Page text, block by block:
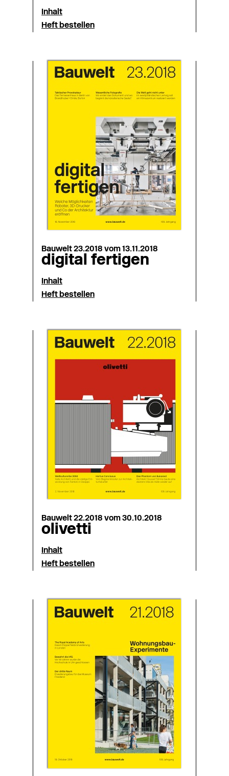
Inhalt
Heft bestellen
Bauwelt 23.2018 vom 13.11.2018
digital fertigen
Inhalt
Heft bestellen
Bauwelt 22.2018 vom 30.10.2018
olivetti
Inhalt
Heft bestellen